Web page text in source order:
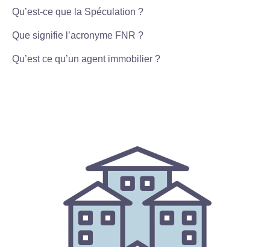
Qu’est-ce que la Spéculation ?
Que signifie l’acronyme FNR ?
Qu’est ce qu’un agent immobilier ?